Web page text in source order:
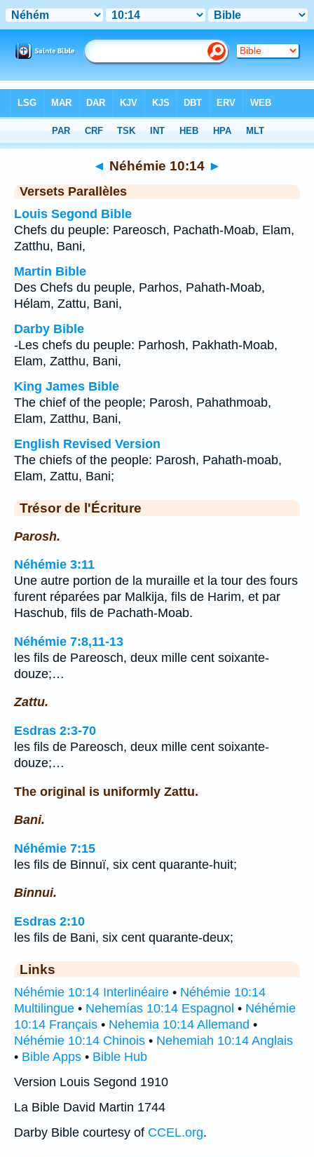
Chapitre 10> Verset 14
◄ Néhémie 10:14 ►
Versets Parallèles
Louis Segond Bible
Chefs du peuple: Pareosch, Pachath-Moab, Elam,
Zatthu, Bani,
Martin Bible
Des Chefs du peuple, Parhos, Pahath-Moab,
Hélam, Zattu, Bani,
Darby Bible
-Les chefs du peuple: Parhosh, Pakhath-Moab,
Elam, Zatthu, Bani,
King James Bible
The chief of the people; Parosh, Pahathmoab,
Elam, Zatthu, Bani,
English Revised Version
The chiefs of the people: Parosh, Pahath-moab,
Elam, Zattu, Bani;
Trésor de l'Écriture
Parosh.
Néhémie 3:11
Une autre portion de la muraille et la tour des fours
furent réparées par Malkija, fils de Harim, et par
Haschub, fils de Pachath-Moab.
Néhémie 7:8,11-13
les fils de Pareosch, deux mille cent soixante-
douze;…
Zattu.
Esdras 2:3-70
les fils de Pareosch, deux mille cent soixante-
douze;…
The original is uniformly Zattu.
Bani.
Néhémie 7:15
les fils de Binnuï, six cent quarante-huit;
Binnui.
Esdras 2:10
les fils de Bani, six cent quarante-deux;
Links
Néhémie 10:14 Interlinéaire • Néhémie 10:14
Multilingue • Nehemías 10:14 Espagnol • Néhémie
10:14 Français • Nehemia 10:14 Allemand •
Néhémie 10:14 Chinois • Nehemiah 10:14 Anglais
• Bible Apps • Bible Hub
Version Louis Segond 1910
La Bible David Martin 1744
Darby Bible courtesy of CCEL.org.